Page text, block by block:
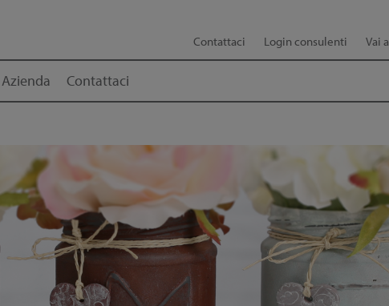
Contattaci Login consulenti Vai
Azienda Contattaci